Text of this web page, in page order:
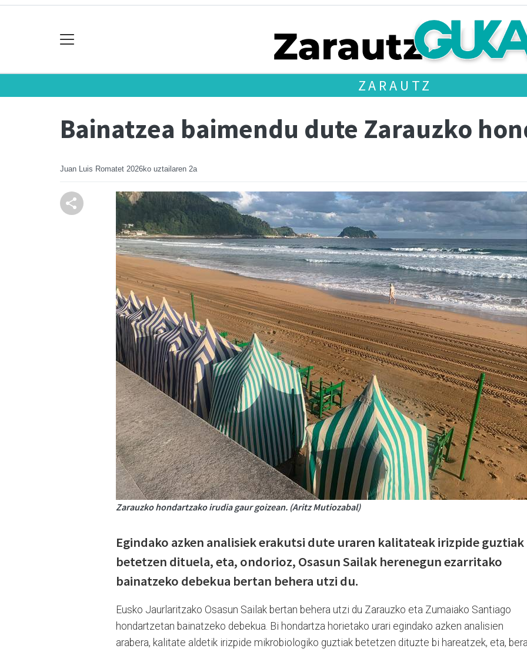
ZARAUTZ
Bainatzea baimendu dute Zarauzko
Juan Luis Romatet 2026ko uztailaren 2a
Zarauzko hondartzako irudia gaur goizean. (Aritz Mutiozabal)
Egindako azken analisiek erakutsi dute uraren kalitateak irizpide guztiak
betetzen dituela, eta, ondorioz, Osasun Sailak herenegun ezarritako
bainatzeko debekua bertan behera utzi du.
Eusko Jaurlaritzako Osasun Sailak bertan behera utzi du Zarauzko eta Zumaiako Santiago
hondartzetan bainatzeko debekua. Bi hondartza horietako urari egindako azken analisien
arabera, kalitate aldetik irizpide mikrobiologiko guztiak betetzen dituzte bi hareatzek, eta,